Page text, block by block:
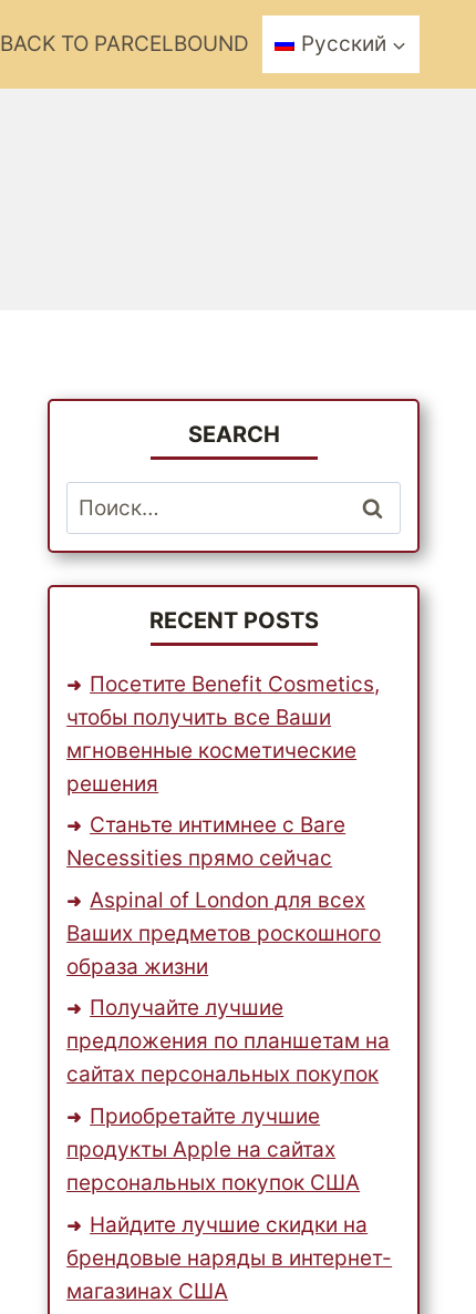
BACK TO PARCELBOUND Русский
SEARCH
Найти:
RECENT POSTS
Посетите Benefit Cosmetics,
чтобы получить все Ваши
мгновенные косметические
решения
Станьте интимнее с Bare
Necessities прямо сейчас
Aspinal of London для всех
Ваших предметов роскошного
образа жизни
Получайте лучшие
предложения по планшетам на
сайтах персональных покупок
Приобретайте лучшие
продукты Apple на сайтах
персональных покупок США
Найдите лучшие скидки на
брендовые наряды в интернет-
магазинах США